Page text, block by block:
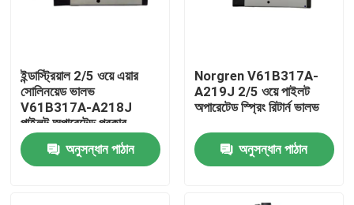
ইন্ডাস্ট্রিয়াল 2/5 ওয়ে এয়ার
সোলিনয়েড ভালভ
V61B317A-A218J
পাইলট অপারেটেড প্রকার
অনুসন্ধান পাঠান
Norgren V61B317A-
A219J 2/5 ওয়ে পাইলট
অপারেটেড স্প্রিং রিটার্ন ভালভ
অনুসন্ধান পাঠান